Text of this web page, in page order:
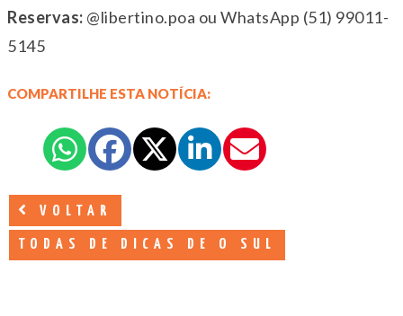
Reservas: @libertino.poa ou WhatsApp (51) 99011-
5145
COMPARTILHE ESTA NOTÍCIA:
VOLTAR
TODAS DE DICAS DE O SUL